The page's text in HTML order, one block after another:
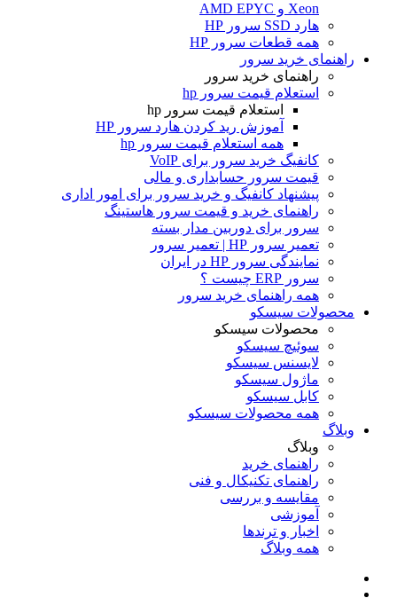
Xeon و AMD EPYC
هارد SSD سرور HP
همه قطعات سرور HP
راهنمای خرید سرور
راهنمای خرید سرور
استعلام قیمت سرور hp
استعلام قیمت سرور hp
آموزش ريد كردن هارد سرور HP
همه استعلام قیمت سرور hp
کانفیگ خرید سرور برای VoIP
قیمت سرور حسابداری و مالی
پیشنهاد کانفیگ و خرید سرور برای امور اداری
راهنمای خرید و قیمت سرور هاستینگ
سرور برای دوربین مدار بسته
تعمیر سرور HP | تعمیر سرور
نمایندگی سرور HP در ایران
سرور ERP چیست ؟
همه راهنمای خرید سرور
محصولات سیسکو
محصولات سیسکو
سوئیچ سیسکو
لایسنس سیسکو
ماژول سیسکو
کابل سیسکو
همه محصولات سیسکو
وبلاگ
وبلاگ
راهنمای خرید
راهنمای تکنیکال و فنی
مقایسه و بررسی
آموزشی
اخبار و ترندها
همه وبلاگ